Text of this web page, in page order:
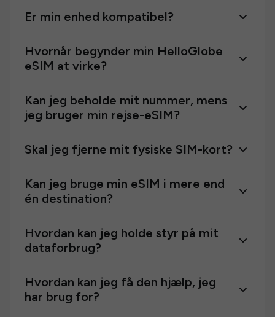
Er min enhed kompatibel?
Hvornår begynder min HelloGlobe
eSIM at virke?
Kan jeg beholde mit nummer, mens
jeg bruger min rejse-eSIM?
Skal jeg fjerne mit fysiske SIM-kort?
Kan jeg bruge min eSIM i mere end
én destination?
Hvordan kan jeg holde styr på mit
dataforbrug?
Hvordan kan jeg få den hjælp, jeg
har brug for?